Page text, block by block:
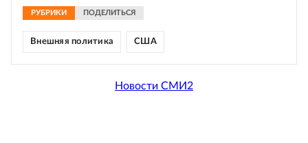
РУБРИКИ ПОДЕЛИТЬСЯ
Внешняя политика США
Новости СМИ2